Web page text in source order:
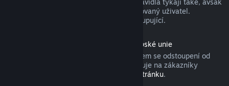
produktu). Aktivovaných dárků se tato pravidla týkají také, avšak
žádost o vrácení peněz musí zadat obdarovaný uživatel.
Prostředky použité k nákupu získá zpět kupující.
Odstoupení od smlouvy podle práva Evropské unie
Pokud se chcete dozvědět, jakým způsobem se odstoupení od
smlouvy podle práva Evropské unie vztahuje na zákazníky
tuto stránku.